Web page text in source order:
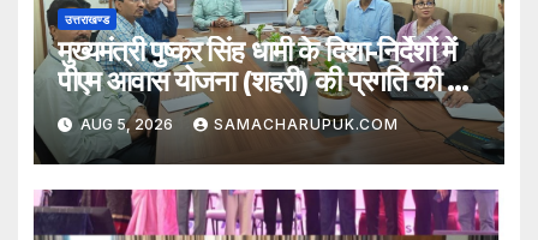
उत्तराखण्ड
मुख्यमंत्री पुष्कर सिंह धामी के दिशा-निर्देशों में
पीएम आवास योजना (शहरी) की प्रगति की हुई
समीक्षा
AUG 5, 2026 SAMACHARUPUK.COM